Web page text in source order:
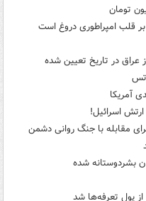
قلب امپراطوری دروغ است
عراق در تاریخ تعیین شده
ارتش اسرائیل!
مقابله با جنگ روانی دشمن
بشردوستانه شده